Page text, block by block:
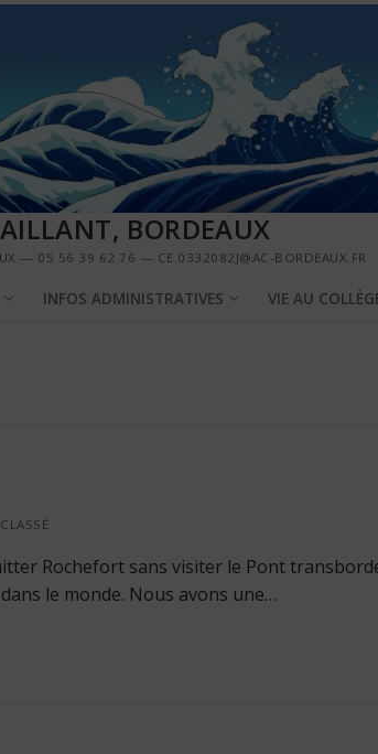
BORDEAUX
— 05 56 39 62 76 — CE.0332082J@AC-BORDEAUX.FR
INFOS ADMINISTRATIVES VIE AU
Rochefort sans visiter le Pont
le monde. Nous avons une…